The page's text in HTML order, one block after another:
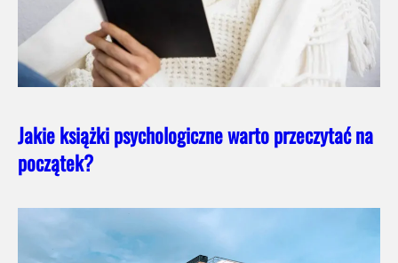
Jakie książki psychologiczne warto przeczytać na
początek?